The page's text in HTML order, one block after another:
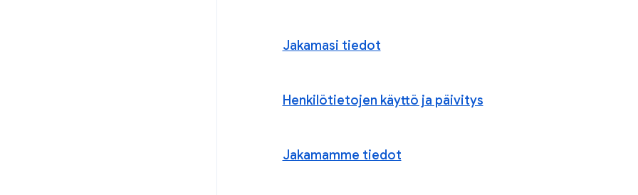
Jakamasi tiedot
Henkilötietojen käyttö ja päivitys
Jakamamme tiedot